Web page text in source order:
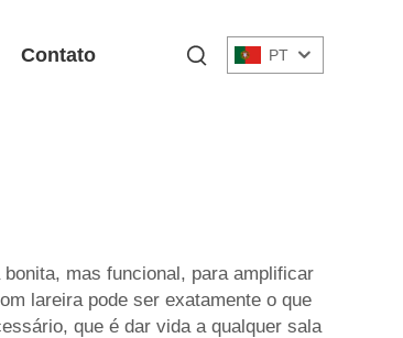
Contato PT
mas funcional, para amplificar
lareira pode ser exatamente o que
que é dar vida a qualquer sala